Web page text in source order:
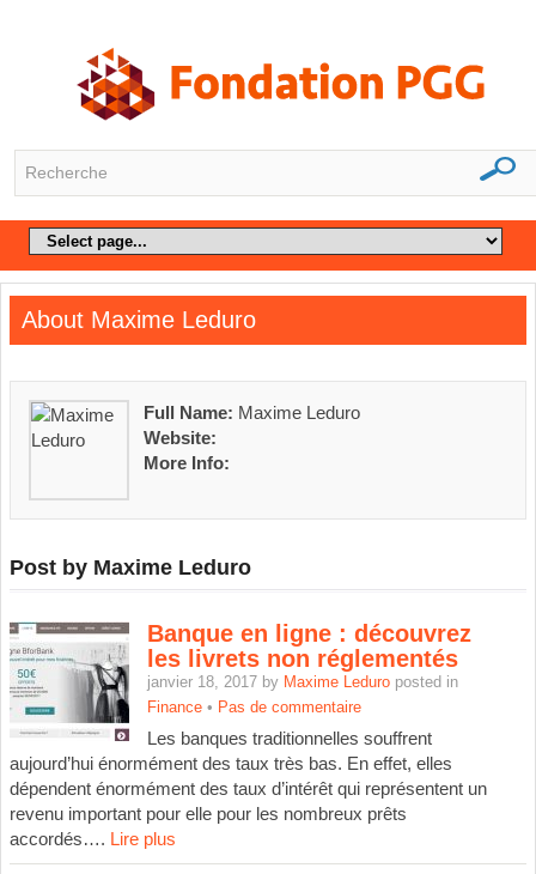
About Maxime Leduro
Full Name: Maxime Leduro
Website:
More Info:
Post by Maxime Leduro
Banque en ligne : découvrez
les livrets non réglementés
janvier 18, 2017 by Maxime Leduroposted in
Finance• Pas de commentaire
Les banques traditionnelles souffrent
aujourd’hui énormément des taux très bas. En effet, elles
dépendent énormément des taux d’intérêt qui représentent un
revenu important pour elle pour les nombreux prêts
accordés…. Lire plus